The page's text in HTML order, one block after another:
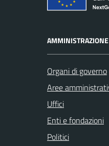
AMMINISTRAZIONE
Organi di governo
Aree
Uffici
Enti e fondazioni
Politici